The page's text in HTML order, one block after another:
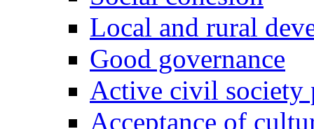
Local and rural
Good governance
Active civil society
Acceptance of